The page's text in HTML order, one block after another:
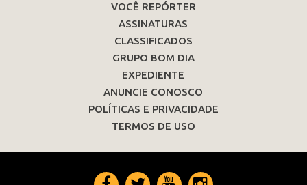
VOCÊ REPÓRTER
ASSINATURAS
CLASSIFICADOS
GRUPO BOM DIA
EXPEDIENTE
ANUNCIE CONOSCO
POLÍTICAS E PRIVACIDADE
TERMOS DE USO